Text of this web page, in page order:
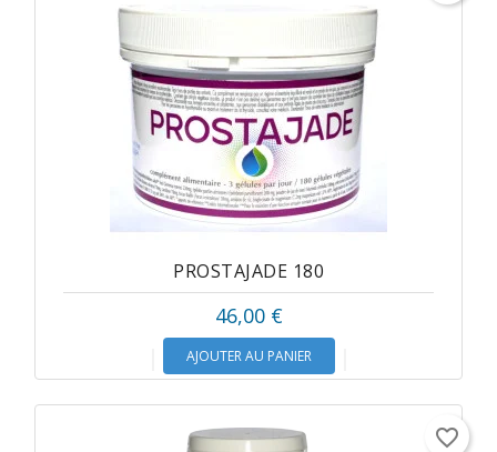
PROSTAJADE 180
46,00 €
AJOUTER AU PANIER
favorite_border